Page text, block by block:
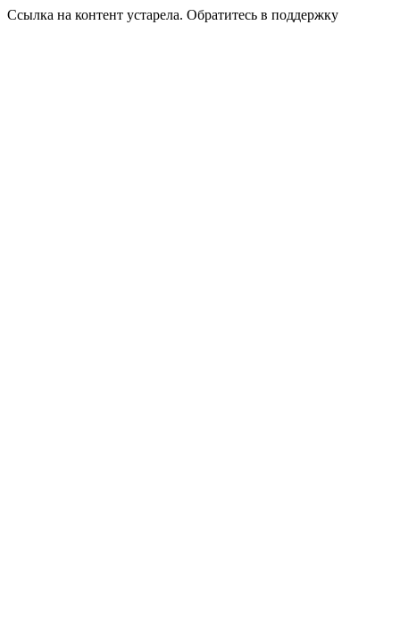
Ссылка на контент устарела. Обратитесь в поддержку